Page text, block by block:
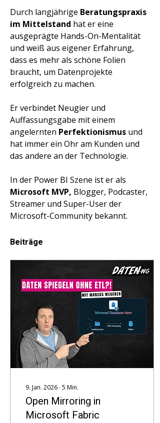
Durch langjährige Beratungspraxis
im Mittelstand hat er eine
ausgeprägte Hands-On-Mentalität
und weiß aus eigener Erfahrung,
dass es mehr als schöne Folien
braucht, um Datenprojekte
erfolgreich zu machen.
Er verbindet Neugier und
Auffassungsgabe mit einem
angelernten Perfektionismus und
hat immer ein Ohr am Kunden und
das andere an der Technologie.
In der Power BI Szene ist er als
Microsoft MVP, Blogger, Podcaster,
Streamer und Super-User der
Microsoft-Community bekannt.
Beiträge
9. Jan. 2026 ∙5 Min.
Open Mirroring in
Microsoft Fabric